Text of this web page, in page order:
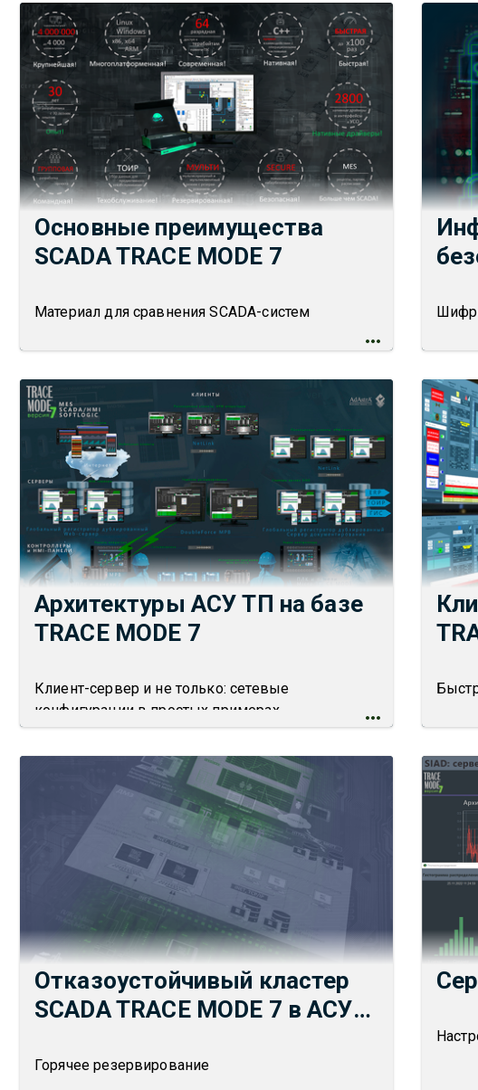
Основные преимущества
SCADA TRACE MODE 7
Материал для сравнения SCADA-систем
Архитектуры АСУ ТП на базе
TRACE MODE 7
Клиент-сервер и не только: сетевые
конфигурации в простых примерах
Отказоустойчивый кластер
SCADA TRACE MODE 7 в АСУ
Горячее резервирование